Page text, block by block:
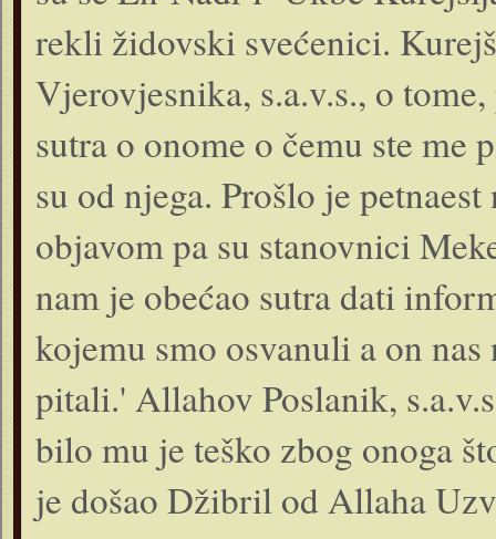
rekli židovski svećenici.
Vjerovjesnika, s.a.v.s., o
sutra o onome o čemu ste
su od njega. Prošlo je
objavom pa su stanovnici
nam je obećao sutra dati
kojemu smo osvanuli a on
pitali.' Allahov Poslanik,
bilo mu je teško zbog onoga
je došao Džibril od Allaha